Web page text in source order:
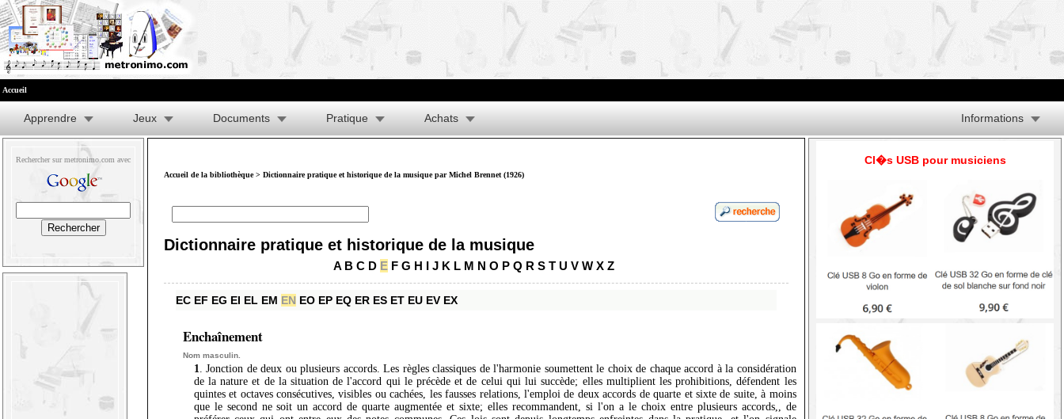
Accueil
Apprendre Jeux Documents Pratique Achats Informations
Rechercher sur metronimo.com avec
Accueil de la bibliothèque> Dictionnaire pratique et historique de la musique par Michel Brennet (1926)
Dictionnaire pratique et historique de la musique
A B C D E F G H I J K L M N O P Q R S T U V W X Z
EC EF EG EI EL EM EN EO EP EQ ER ES ET EU EV EX
Enchaînement
Nom masculin.
1. Jonction de deux ou plusieurs accords. Les règles classiques de l'harmonie soumettent le choix de chaque accord à la considération
de la nature et de la situation de l'accord qui le précède et de celui qui lui succède; elles multiplient les prohibitions, défendent les
quintes et octaves consécutives, visibles ou cachées, les fausses relations, l'emploi de deux accords de quarte et sixte de suite, à moins
que le second ne soit un accord de quarte augmentée et sixte; elles recommandent, si l'on a le choix entre plusieurs accords,, de
Cl�s USB pour musiciens